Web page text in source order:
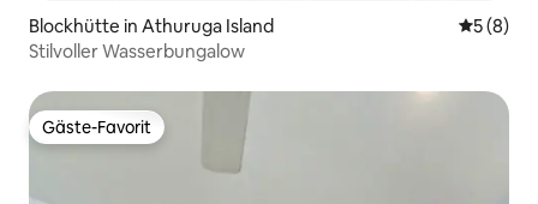
Blockhütte in Athuruga Island
5 (8)
Stilvoller Wasserbungalow
Gäste-Favorit
Gäste-Favorit